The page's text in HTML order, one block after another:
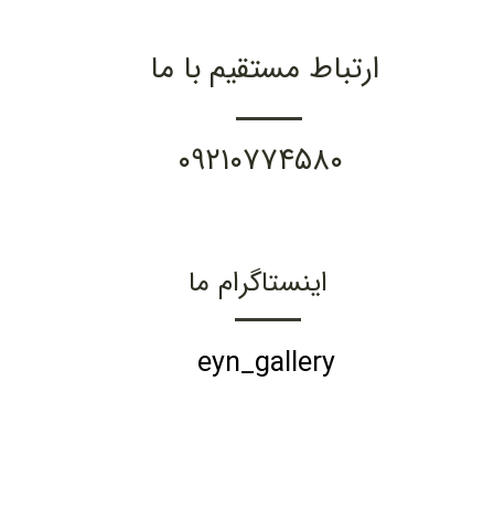
ارتباط مستقیم با ما
۰۹۲۱۰۷۷۴۵۸۰
اینستاگرام ما
eyn_gallery